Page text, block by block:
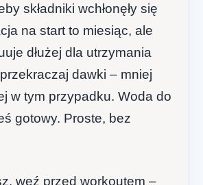
składniki wchłonęły się
na start to miesiąc, ale
dłużej dla utrzymania
dawki – mniej
w tym przypadku. Woda do
gotowy. Proste, bez
weź przed workoutem –